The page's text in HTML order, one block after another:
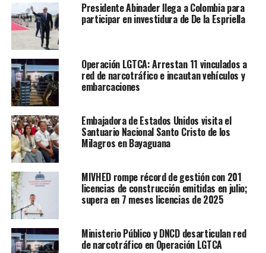
Presidente Abinader llega a Colombia para
participar en investidura de De la Espriella
Operación LGTCA: Arrestan 11 vinculados a
red de narcotráfico e incautan vehículos y
embarcaciones
Embajadora de Estados Unidos visita el
Santuario Nacional Santo Cristo de los
Milagros en Bayaguana
MIVHED rompe récord de gestión con 201
licencias de construcción emitidas en julio;
supera en 7 meses licencias de 2025
Ministerio Público y DNCD desarticulan red
de narcotráfico en Operación LGTCA